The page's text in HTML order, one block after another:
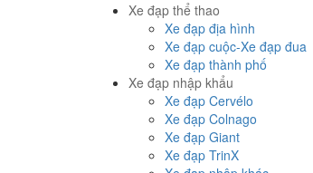
Xe đạp thể thao
Xe đạp địa hình
Xe đạp cuộc-Xe đạp đua
Xe đạp thành phố
Xe đạp nhập khẩu
Xe đạp Cervélo
Xe đạp Colnago
Xe đạp Giant
Xe đạp TrinX